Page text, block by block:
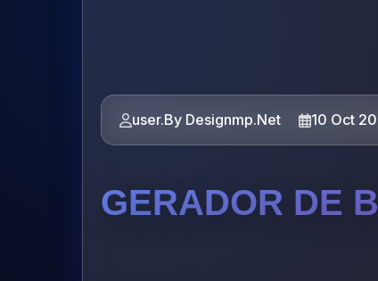
user.By Designmp.Net 10 Oct
GERADOR DE